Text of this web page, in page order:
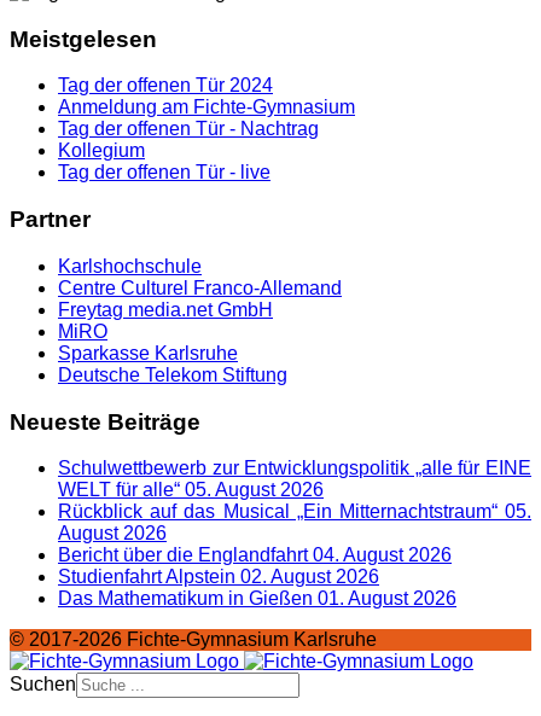
Meistgelesen
Tag der offenen Tür 2024
Anmeldung am Fichte-Gymnasium
Tag der offenen Tür - Nachtrag
Kollegium
Tag der offenen Tür - live
Partner
Karlshochschule
Centre Culturel Franco-Allemand
Freytag media.net GmbH
MiRO
Sparkasse Karlsruhe
Deutsche Telekom Stiftung
Neueste Beiträge
Schulwettbewerb zur Entwicklungspolitik „alle für EINE
WELT für alle“ 05. August 2026
Rückblick auf das Musical „Ein Mitternachtstraum“ 05.
August 2026
Bericht über die Englandfahrt04. August 2026
Studienfahrt Alpstein 02. August 2026
Das Mathematikum in Gießen 01. August 2026
© 2017-2026 Fichte-Gymnasium Karlsruhe
Suchen